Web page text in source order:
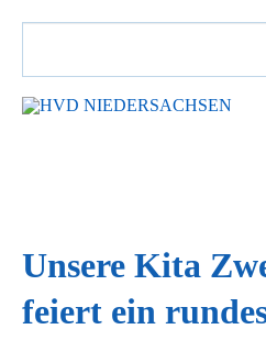
SUCHBEGRIFFE
Unsere Kita
feiert ein